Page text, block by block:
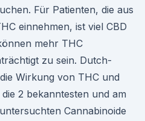
Für Patienten, die aus
einnehmen, ist viel CBD
mehr THC
zu sein. Dutch-
Wirkung von THC und
2 bekanntesten und am
Cannabinoide